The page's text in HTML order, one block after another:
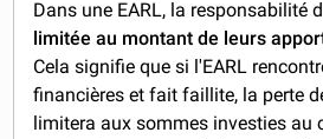
Dans une EARL, la responsabilité
limitée au montant de leurs
Cela signifie que si l'EARL
financières et fait faillite, la perte
limitera aux sommes investies au